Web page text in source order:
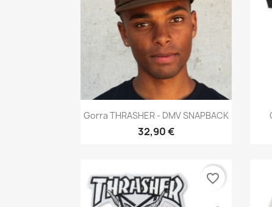
Anteprima
Gorra THRASHER - DMV SNAPBACK
32,90 €
favorite_border